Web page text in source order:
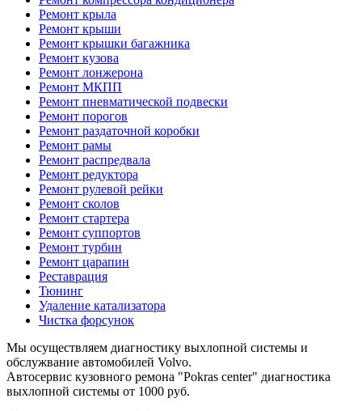
Ремонт крыла
Ремонт крыши
Ремонт крышки багажника
Ремонт кузова
Ремонт лонжерона
Ремонт МКПП
Ремонт пневматической подвески
Ремонт порогов
Ремонт раздаточной коробки
Ремонт рамы
Ремонт распредвала
Ремонт редуктора
Ремонт рулевой рейки
Ремонт сколов
Ремонт стартера
Ремонт суппортов
Ремонт турбин
Ремонт царапин
Реставрация
Тюнинг
Удаление катализатора
Чистка форсунок
Мы осуществляем диагностику выхлопной системы и
обслужвание автомобилей Volvo.
Автосервис кузовного ремона "Pokras center" диагностика
выхлопной системы от 1000 руб.